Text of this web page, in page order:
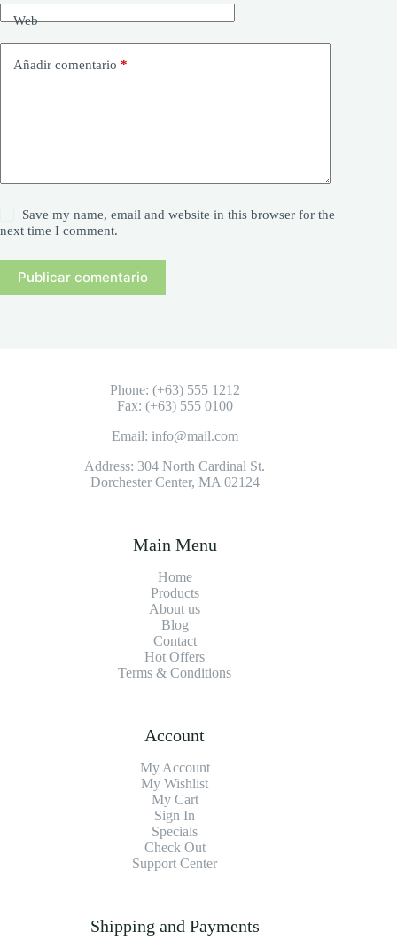
Web
Añadir comentario *
Save my name, email and website in this browser for the
next time I comment.
Publicar comentario
Phone: (+63) 555 1212
Fax: (+63) 555 0100
Email: info@mail.com
Address: 304 North Cardinal St.
Dorchester Center, MA 02124
Main Menu
Home
Products
About us
Blog
Contact
Hot Offers
Terms & Conditions
Account
My Account
My Wishlist
My Cart
Sign In
Specials
Check Out
Support Center
Shipping and Payments